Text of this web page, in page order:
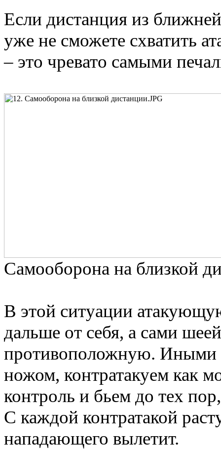
Если дистанция из
уже не сможете схватить
– это чревато самыми
Самооборона на близкой
В этой ситуации
дальше от себя, а сами
противоположную. Иными
ножом, контратакуем как
контроль и бьем до тех
С каждой контратакой
нападающего вылетит.